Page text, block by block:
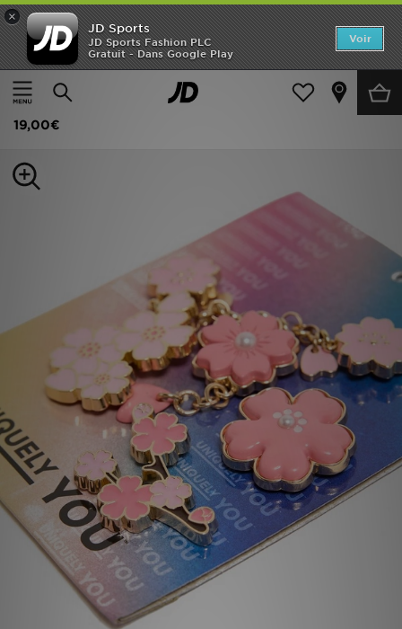
×
JD Sports
JD Sports Fashion PLC
Gratuit - Dans Google Play
Voir
Accueil
Femme Accessoires Femme Divers
Crocs Lot de 5 Jibbitz Cherry Blooming
19,00€
Accueil
Nouveautés
Enfant
Football
PROMOS
Mon JD
Suivre Ma Commande
Service client
Nos Magasins
Télécharge l'Appli